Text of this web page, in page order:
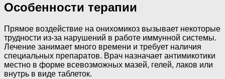
Особенности терапии
Прямое воздействие на онихомикоз вызывает некоторые
трудности из-за нарушений в работе иммунной системы.
Лечение занимает много времени и требует наличия
специальных препаратов. Врач назначает антимикотики
местно в форме всевозможных мазей, гелей, лаков или
внутрь в виде таблеток.